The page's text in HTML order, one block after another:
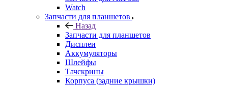
Назад
Запчасти для планшетов
Дисплеи
Аккумуляторы
Шлейфы
Тачскрины
Корпуса (задние крышки)
Explay
Acer